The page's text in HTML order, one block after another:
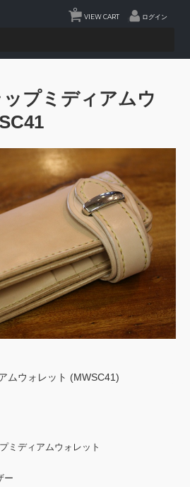
VIEW CART
0
ログイン
プミディアムウ
ムウォレット (MWSC41)
ミディアムウォレット
ー